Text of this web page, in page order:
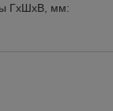
ГхШхВ, мм: